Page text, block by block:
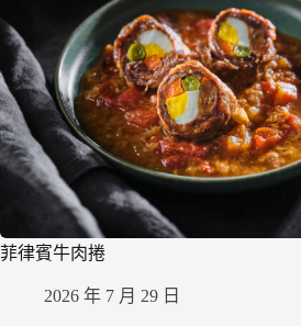
菲律賓牛肉捲
2026 年 7 月 29 日